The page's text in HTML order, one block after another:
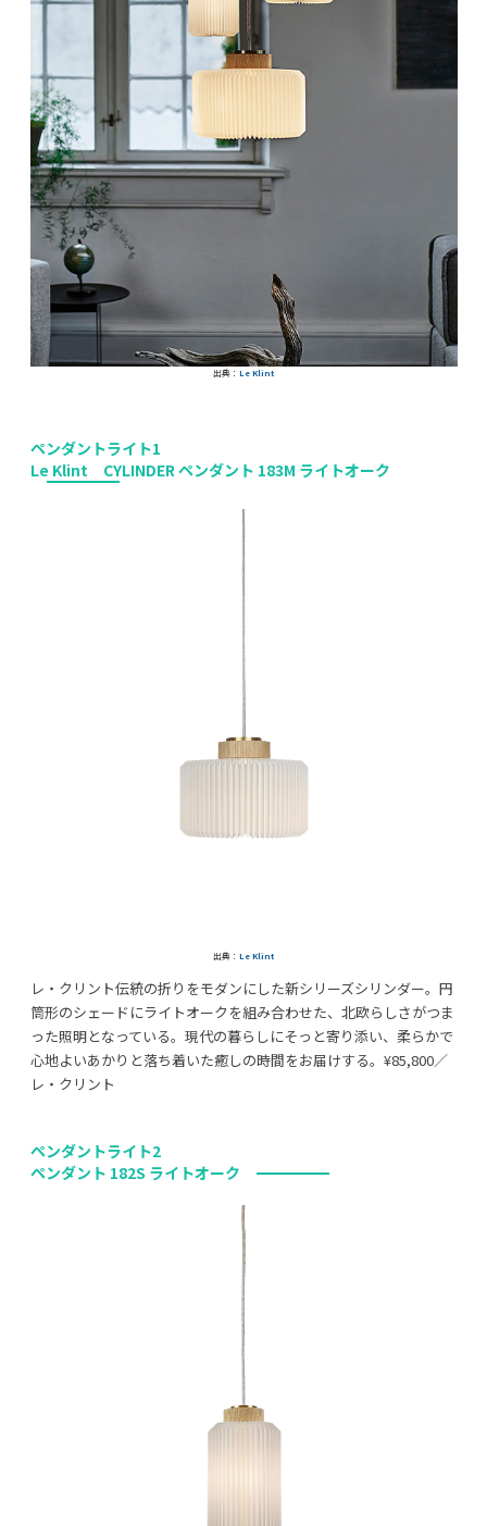
出典： Le Klint
ペンダントライト1
Le Klint CYLINDER ペンダント 183M ライトオーク
出典： Le Klint
レ・クリント伝統の折りをモダンにした新シリーズシリンダー。円
筒形のシェードにライトオークを組み合わせた、北欧らしさがつま
った照明となっている。現代の暮らしにそっと寄り添い、柔らかで
心地よいあかりと落ち着いた癒しの時間をお届けする。¥85,800／
レ・クリント
ペンダントライト2
ペンダント 182S ライトオーク